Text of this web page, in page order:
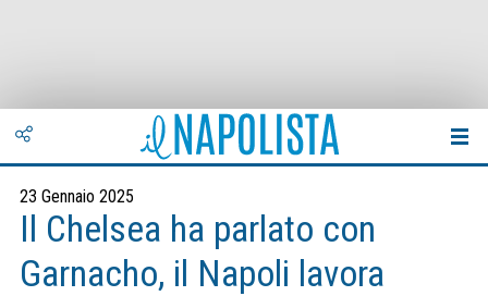
23 Gennaio 2025
Il Chelsea ha parlato con
Garnacho, il Napoli lavora